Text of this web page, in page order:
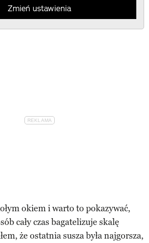
Zmień ustawienia
okiem i warto to pokazywać,
cały czas bagatelizuje skalę
że ostatnia susza była najgorsza,